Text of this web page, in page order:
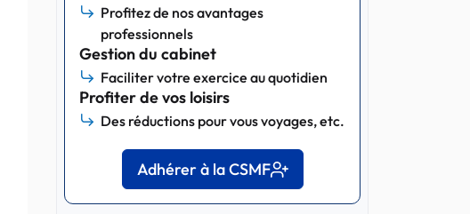
Profitez de nos avantages
professionnels
Gestion du cabinet
Faciliter votre exercice au quotidien
Profiter de vos loisirs
Des réductions pour vous voyages, etc.
Adhérer à la CSMF